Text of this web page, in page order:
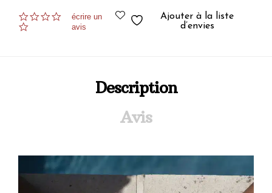
0.0
star
écrire un
avis
Ajouter à la liste
d’envies
Description
Avis